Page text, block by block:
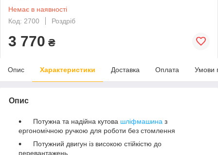
Немає в наявності
Код: 2700
Роздріб
3 770 ₴
Опис Характеристики Доставка Оплата Умови
Опис
Потужна та надійна кутова шліфмашина з
ергономічною ручкою для роботи без стомлення
Потужний двигун із високою стійкістю до
перевантажень